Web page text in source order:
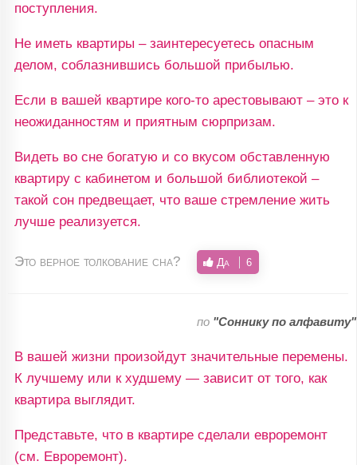
поступления.
Не иметь квартиры – заинтересуетесь опасным
делом, соблазнившись большой прибылью.
Если в вашей квартире кого-то арестовывают – это к
неожиданностям и приятным сюрпризам.
Видеть во сне богатую и со вкусом обставленную
квартиру с кабинетом и большой библиотекой –
такой сон предвещает, что ваше стремление жить
лучше реализуется.
Это верное толкование сна? Да 6
по "Соннику по алфавиту"
В вашей жизни произойдут значительные перемены.
К лучшему или к худшему — зависит от того, как
квартира выглядит.
Представьте, что в квартире сделали евроремонт
(см. Евроремонт).